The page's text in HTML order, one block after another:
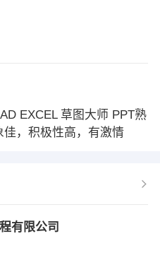
EXCEL 草图大师 PPT熟
，积极性高，有激情
有限公司